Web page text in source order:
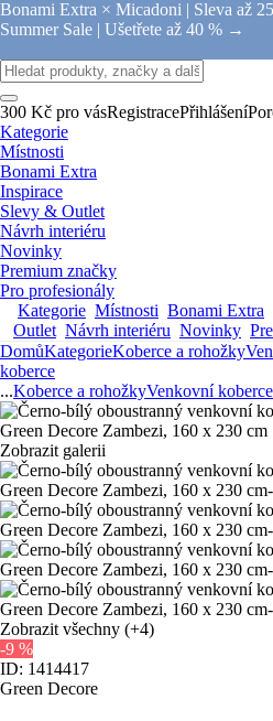
Bonami Extra × Micadoni | Sleva až
Summer Sale | Ušetřete až 40 % →
300 Kč pro vásRegistracePřihlášení
Kategorie
Místnosti
Bonami Extra
Inspirace
Slevy & Outlet
Návrh interiéru
Novinky
Premium značky
Pro profesionály
Kategorie Místnosti Bonami Extra
Outlet Návrh interiéru Novinky
DomůKategorieKoberce a rohožky
koberce
...Koberce a rohožkyVenkovní koberce
Zobrazit galerii
Zobrazit všechny (+4)
-9 %
ID: 1414417
Green Decore